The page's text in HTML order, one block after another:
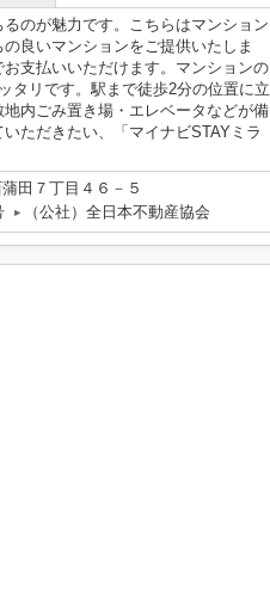
のが魅力です。こちらはマンション
良いマンションをご提供いたしま
支払いいただけます。マンションの
タリです。駅まで徒歩2分の位置に立
内ごみ置き場・エレベータなどが備
ただきたい、「マイナビSTAYミラ
田７丁目４６－５
（公社）全日本不動産協会